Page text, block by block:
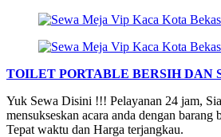
TOILET PORTABLE BERSIH DAN
Yuk Sewa Disini !!! Pelayanan 24 jam,
mensukseskan acara anda dengan barang
Tepat waktu dan Harga terjangkau.